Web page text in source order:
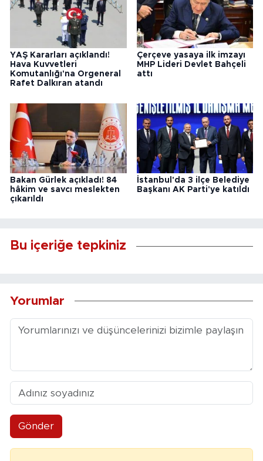
YAŞ Kararları açıklandı!
Hava Kuvvetleri
Komutanlığı'na Orgeneral
Rafet Dalkıran atandı
Çerçeve yasaya ilk imzayı
MHP Lideri Devlet Bahçeli
attı
Bakan Gürlek açıkladı! 84
hâkim ve savcı meslekten
çıkarıldı
İstanbul'da 3 ilçe Belediye
Başkanı AK Parti'ye katıldı
Bu içeriğe tepkiniz
Yorumlar
Gönder